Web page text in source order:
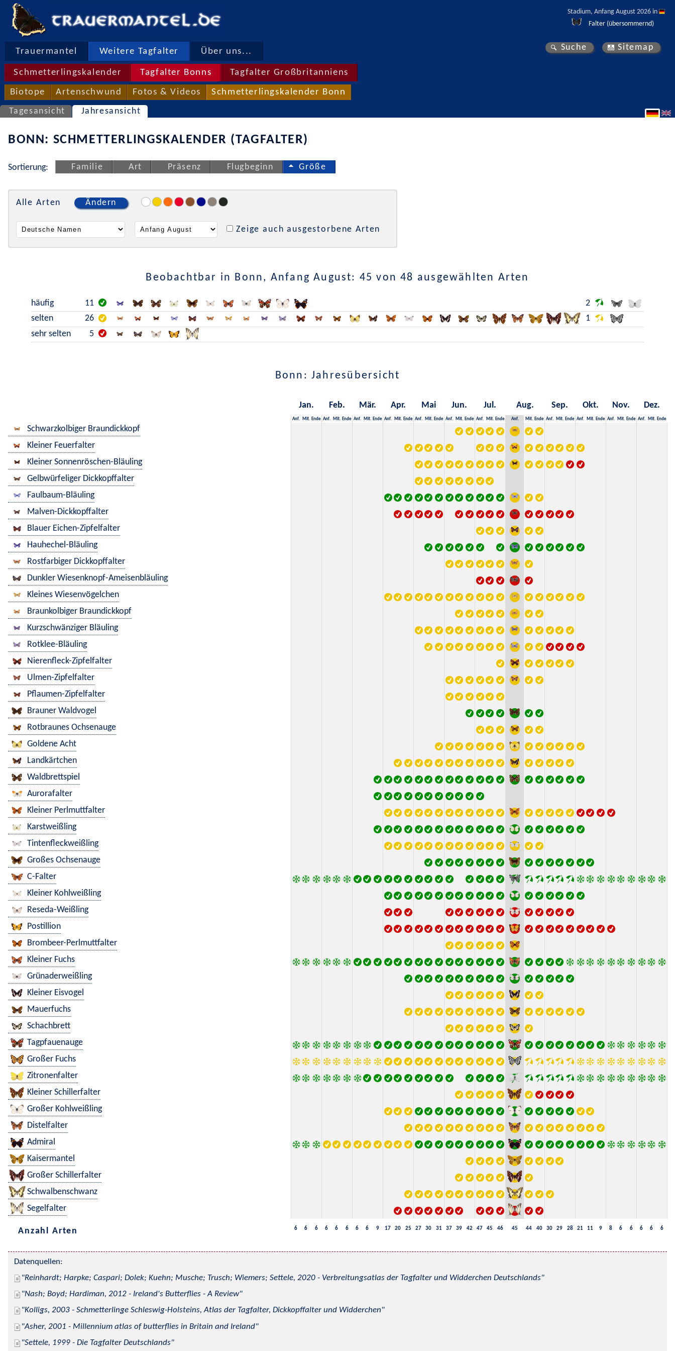
Stadium, Anfang August 2026 in
Falter (übersommernd)
Trauermantel Weitere Tagfalter Über uns...
Schmetterlingskalender Tagfalter Bonns Tagfalter Großbritanniens
Biotope Artenschwund Fotos & Videos Schmetterlingskalender Bonn
Suche Sitemap
Tagesansicht Jahresansicht
BONN: SCHMETTERLINGSKALENDER (TAGFALTER)
Sortierung: Familie Art Präsenz Flugbeginn Größe
Alle Arten Ändern
Zeige auch ausgestorbene Arten
Beobachtbar in Bonn, Anfang August: 45 von 48 ausgewählten Arten
häufig 11
2
selten
26
1
sehr selten
5
Bonn: Jahresübersicht
Jan. Feb. Mär. Apr. Mai Jun. Jul. Aug. Sep. Okt. Nov. Dez.
Anf. Mit. Ende Anf. Mit. Ende Anf. Mit. Ende Anf. Mit. Ende Anf. Mit. Ende Anf. Mit. Ende Anf. Mit. Ende Anf. Mit. Ende Anf. Mit. Ende Anf. Mit. Ende Anf. Mit. Ende Anf. Mit. Ende
Schwarzkolbiger Braundickkopf
Kleiner Feuerfalter
Kleiner Sonnenröschen-Bläuling
Gelbwürfeliger Dickkopffalter
Faulbaum-Bläuling
Malven-Dickkopffalter
Blauer Eichen-Zipfelfalter
Hauhechel-Bläuling
Rostfarbiger Dickkopffalter
Dunkler Wiesenknopf-Ameisenbläuling
Kleines Wiesenvögelchen
Braunkolbiger Braundickkopf
Kurzschwänziger Bläuling
Rotklee-Bläuling
Nierenfleck-Zipfelfalter
Ulmen-Zipfelfalter
Pflaumen-Zipfelfalter
Brauner Waldvogel
Rotbraunes Ochsenauge
Goldene Acht
Landkärtchen
Waldbrettspiel
Aurorafalter
Kleiner Perlmuttfalter
Karstweißling
Tintenfleckweißling
Großes Ochsenauge
C-Falter
Kleiner Kohlweißling
Reseda-Weißling
Postillion
Brombeer-Perlmuttfalter
Kleiner Fuchs
Grünaderweißling
Kleiner Eisvogel
Mauerfuchs
Schachbrett
Tagpfauenauge
Großer Fuchs
Zitronenfalter
Kleiner Schillerfalter
Großer Kohlweißling
Distelfalter
Admiral
Kaisermantel
Großer Schillerfalter
Schwalbenschwanz
Segelfalter
Anzahl Arten 6 6 6 6 6 6 6 6 9 17 20 25 27 30 31 37 39 42 47 45 46 45 44 40 30 29 28 21 11 9 8 6 6 6 6 6
Datenquellen:
Reinhardt; Harpke; Caspari; Dolek; Kuehn; Musche; Trusch; Wiemers; Settele, 2020 - Verbreitungsatlas der Tagfalter und Widderchen Deutschlands
Nash; Boyd; Hardiman, 2012 - Ireland's Butterflies - A Review
Kolligs, 2003 - Schmetterlinge Schleswig-Holsteins, Atlas der Tagfalter, Dickkopffalter und Widderchen
Asher, 2001 - Millennium atlas of butterflies in Britain and Ireland
Settele, 1999 - Die Tagfalter Deutschlands